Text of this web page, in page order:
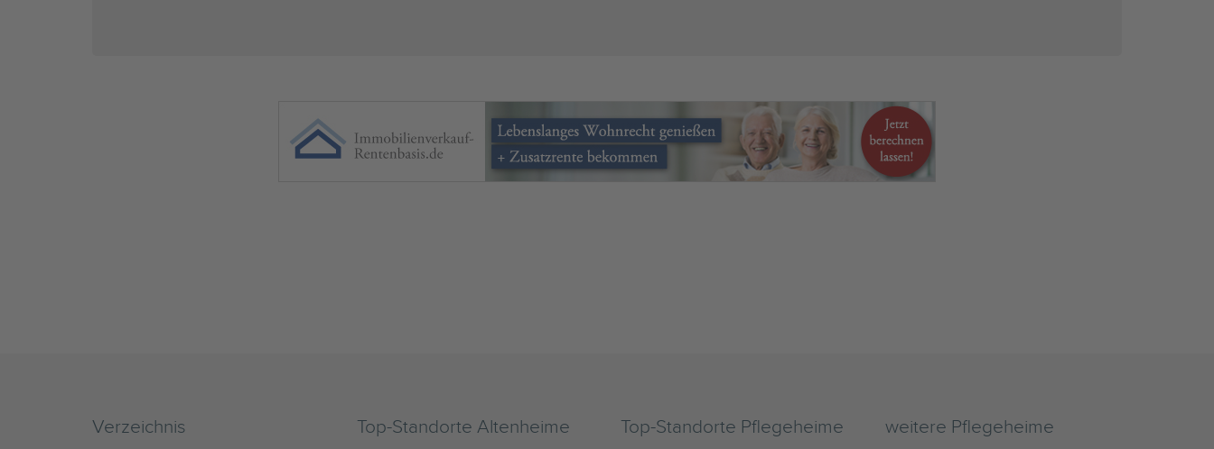
Verzeichnis Top-Standorte Altenheime Top-Standorte Pflegeheime weitere Pflegeheime